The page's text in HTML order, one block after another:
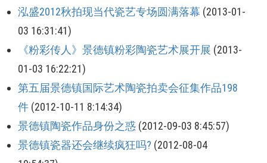
泓盛2012秋拍现当代瓷艺专场圆满落幕 (2013-01-
03 16:31:41)
《粉彩传人》景德镇粉彩陶瓷艺术展开展 (2013-
01-03 16:22:21)
第五届景德镇国际艺术陶瓷拍卖会征集作品198
件 (2012-10-11 8:14:34)
景德镇陶瓷作品身份之惑 (2012-09-03 8:45:57)
景德镇瓷器还会继续疯狂吗? (2012-08-04